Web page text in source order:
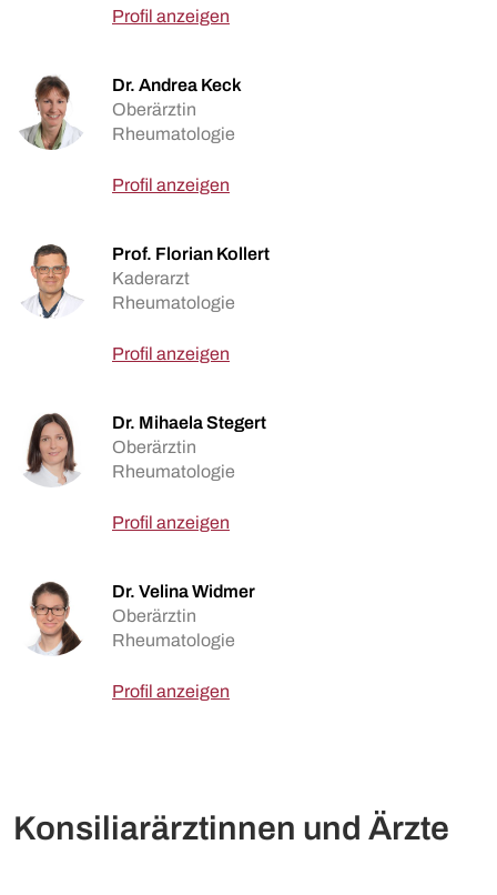
Profil anzeigen
Dr. Andrea Keck
Oberärztin
Rheumatologie
Profil anzeigen
Prof. Florian Kollert
Kaderarzt
Rheumatologie
Profil anzeigen
Dr. Mihaela Stegert
Oberärztin
Rheumatologie
Profil anzeigen
Dr. Velina Widmer
Oberärztin
Rheumatologie
Profil anzeigen
Konsiliarärztinnen und Ärzte